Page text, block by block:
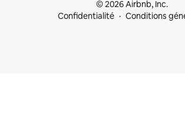
© 2026 Airbnb, Inc.
Confidentialité
Conditions